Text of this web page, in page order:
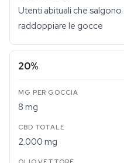
Utenti abituali che salgono
raddoppiare le gocce
20%
8 mg
2.000 mg